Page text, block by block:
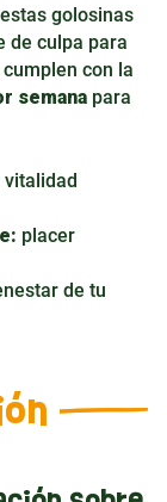
golosinas
de culpa para
con la
semana para
vitalidad
placer
de tu